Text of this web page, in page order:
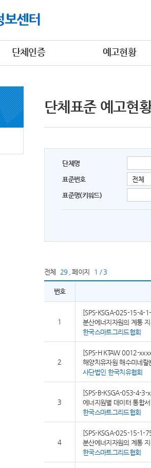
단체인증 예고현황
단체표준 예고현
단체명
표준번호
표준명(키워드)
전체 29 페이지 1 / 3
번호
1
[SPS-KSGA-025-15-4-
분산에너지자원의 계통
한국스마트그리드협회
2
[SPS-H KTAW 0012-
해양치유자원 해수미네랄
사단법인 한국치유협회
3
[SPS-B-KSGA-053-4-3-
에너지원별 데이터 통합
한국스마트그리드협회
4
[SPS-KSGA-025-15-1-
분산에너지자원의 계통
한국스마트그리드협회